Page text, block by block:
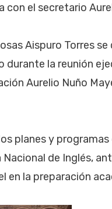
con el secretario
Aispuro Torres
durante la reunión
Aurelio Nuño
planes y
de Inglés,
en la preparación